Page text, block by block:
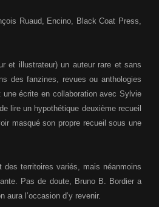
Ruaud, Encino, Black Coat Press,
et illustrateur) un auteur rare et sans
des fanzines, revues ou anthologies
écrite en collaboration avec Sylvie
lire un hypothétique deuxième recueil
masqué son propre recueil sous une
territoires variés, mais néanmoins
Pas de doute, Bruno B. Bordier a
l’occasion d’y revenir.